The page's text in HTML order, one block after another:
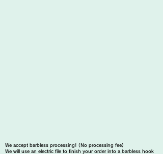
We accept barbless processing! (No processing fee)
​We will use an electric file to finish your order into a barbless hook